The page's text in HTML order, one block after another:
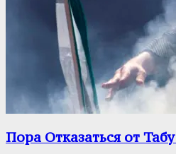
Пора Отказаться от